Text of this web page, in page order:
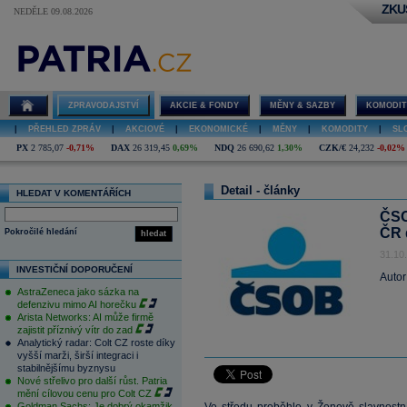
NEDĚLE 09.08.2026
ZPRAVODAJSTVÍ AKCIE & FONDY MĚNY & SAZBY
PŘEHLED ZPRÁV AKCIOVÉ EKONOMICKÉ MĚNY KOMODITY
PX 2 785,07 -0,71% DAX 26 319,45 0,69% NDQ 26 690,62 1,30% CZK/€ 24,232 -0,02%
HLEDAT V KOMENTÁŘÍCH
hledat
Pokročilé hledání
INVESTIČNÍ DOPORUČENÍ
AstraZeneca jako sázka na
defenzivu mimo AI horečku
Arista Networks: AI může firmě
zajistit příznivý vítr do zad
Analytický radar: Colt CZ roste díky
vyšší marži, širší integraci i
stabilnějšímu byznysu
Nové střelivo pro další růst. Patria
mění cílovou cenu pro Colt CZ
Detail - články
ČR